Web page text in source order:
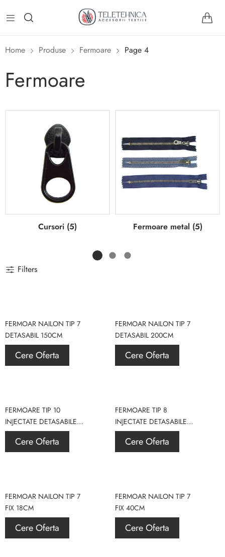
Home Produse Fermoare Page 4
Fermoare
Cursori (5) Fermoare metal (5)
Filters
FERMOAR NAILON TIP 7
DETASABIL 150CM
Cere Oferta
FERMOAR NAILON TIP 7
DETASABIL 200CM
Cere Oferta
FERMOARE TIP 10
INJECTATE DETASABILE
70CM
Cere Oferta
FERMOARE TIP 8
INJECTATE DETASABILE
70CM
Cere Oferta
FERMOAR NAILON TIP 7
FIX 18CM
Cere Oferta
FERMOAR NAILON TIP 7
FIX 40CM
Cere Oferta